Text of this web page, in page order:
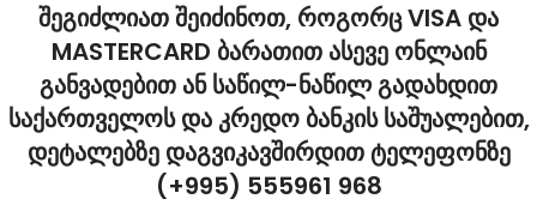
შეგიძლიათ შეიძინოთ, როგორც VISA და
MASTERCARD ბარათით ასევე ონლაინ
განვადებით ან საწილ-ნაწილ გადახდით
საქართველოს და კრედო ბანკის საშუალებით,
დეტალებზე დაგვიკავშირდით ტელეფონზე
(+995) 555961 968